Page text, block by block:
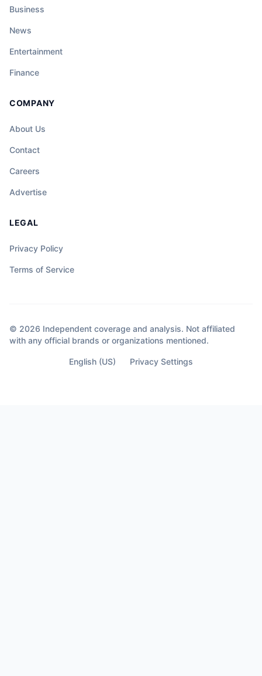
Business
News
Entertainment
Finance
COMPANY
About Us
Contact
Careers
Advertise
LEGAL
Privacy Policy
Terms of Service
© 2026 Independent coverage and analysis. Not affiliated
with any official brands or organizations mentioned.
English (US) Privacy Settings